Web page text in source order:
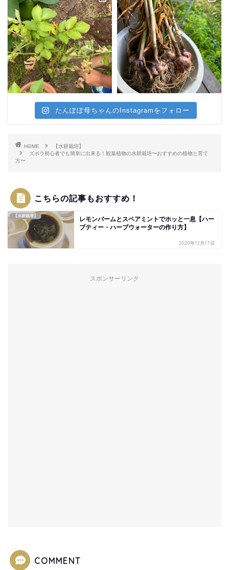
たんぽぽ母ちゃんのInstagramをフォロー
HOME
【水耕栽培】
ズボラ初心者でも簡単に出来る！観葉植物の水耕栽培〜おすすめの植物と育て
方〜
こちらの記事もおすすめ！
【水耕栽培】
レモンバームとスペアミントでホッと一息【ハー
ブティー・ハーブウォーターの作り方】
2020年12月17日
スポンサーリンク
COMMENT